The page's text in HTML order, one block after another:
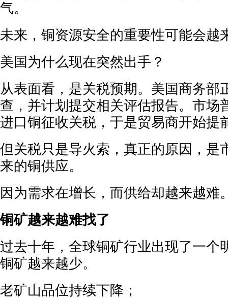
气。
未来，铜资源安全的重要性可能会越
美国为什么现在突然出手？
从表面看，是关税预期。美国商务部
查，并计划提交相关评估报告。市场
进口铜征收关税，于是贸易商开始提
但关税只是导火索，真正的原因，是
来的铜供应。
因为需求在增长，而供给却越来越难
铜矿越来越难找了
过去十年，全球铜矿行业出现了一个
铜矿越来越少。
老矿山品位持续下降；